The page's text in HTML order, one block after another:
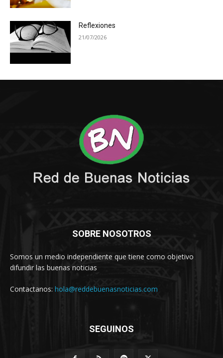
Reflexiones
21/07/2026
SOBRE NOSOTROS
Somos un medio independiente que tiene como objetivo
difundir las buenas noticias
Contactanos: hola@reddebuenasnoticias.com
SEGUINOS